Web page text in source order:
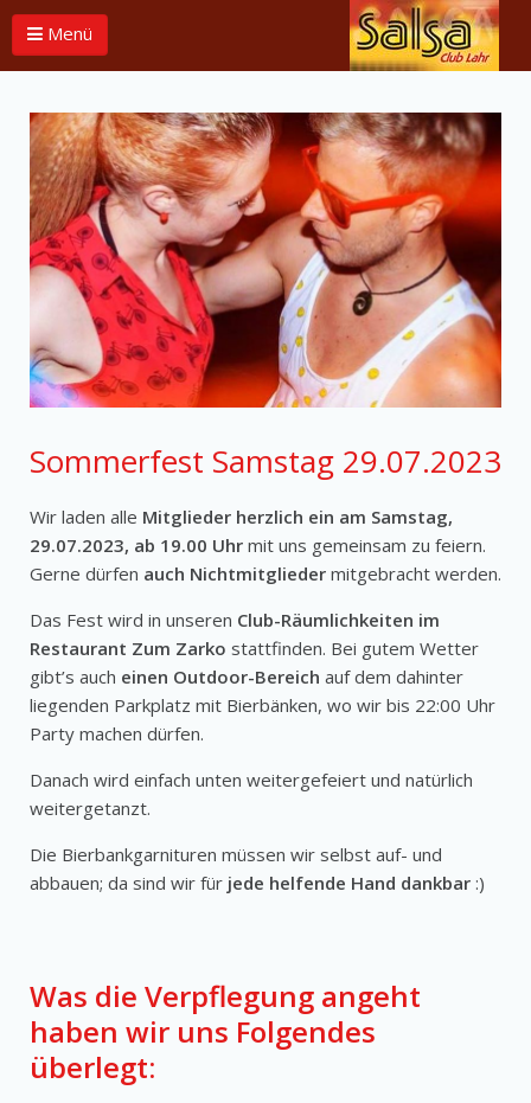
Menü
Sommerfest Samstag 29.07.2023
Wir laden alle Mitglieder herzlich ein am Samstag,
29.07.2023, ab 19.00 Uhr mit uns gemeinsam zu feiern.
Gerne dürfen auch Nichtmitglieder mitgebracht werden.
Das Fest wird in unseren Club-Räumlichkeiten im
Restaurant Zum Zarko stattfinden. Bei gutem Wetter
gibt’s auch einen Outdoor-Bereich auf dem dahinter
liegenden Parkplatz mit Bierbänken, wo wir bis 22:00 Uhr
Party machen dürfen.
Danach wird einfach unten weitergefeiert und natürlich
weitergetanzt.
Die Bierbankgarnituren müssen wir selbst auf- und
abbauen; da sind wir für jede helfende Hand dankbar :)
Was die Verpflegung angeht
haben wir uns Folgendes
überlegt: